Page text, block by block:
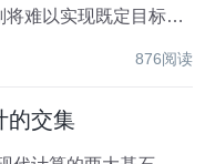
难以实现既定目标。
876阅读
的交集